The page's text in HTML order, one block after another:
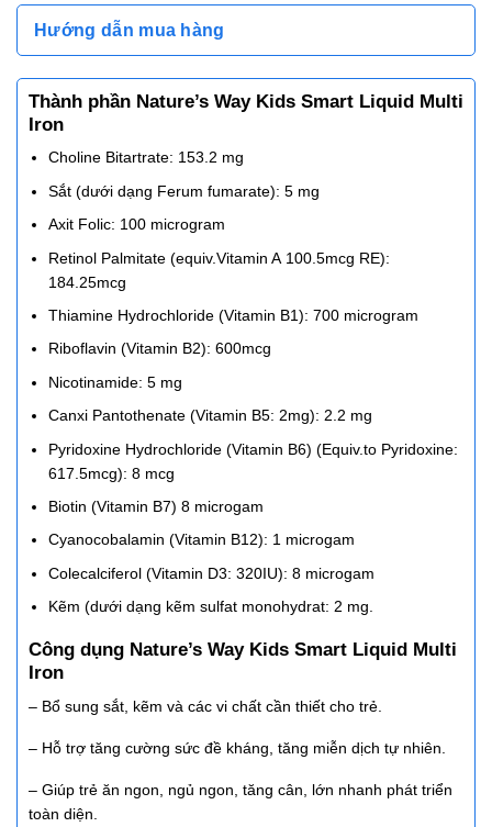
Hướng dẫn mua hàng
Thành phần Nature’s Way Kids Smart Liquid Multi
Iron
Choline Bitartrate: 153.2 mg
Sắt (dưới dạng Ferum fumarate): 5 mg
Axit Folic: 100 microgram
Retinol Palmitate (equiv.Vitamin A 100.5mcg RE):
184.25mcg
Thiamine Hydrochloride (Vitamin B1): 700 microgram
Riboflavin (Vitamin B2): 600mcg
Nicotinamide: 5 mg
Canxi Pantothenate (Vitamin B5: 2mg): 2.2 mg
Pyridoxine Hydrochloride (Vitamin B6) (Equiv.to Pyridoxine:
617.5mcg): 8 mcg
Biotin (Vitamin B7) 8 microgam
Cyanocobalamin (Vitamin B12): 1 microgam
Colecalciferol (Vitamin D3: 320IU): 8 microgam
Kẽm (dưới dạng kẽm sulfat monohydrat: 2 mg.
Công dụng Nature’s Way Kids Smart Liquid Multi
Iron
– Bổ sung sắt, kẽm và các vi chất cần thiết cho trẻ.
– Hỗ trợ tăng cường sức đề kháng, tăng miễn dịch tự nhiên.
– Giúp trẻ ăn ngon, ngủ ngon, tăng cân, lớn nhanh phát triển
toàn diện.